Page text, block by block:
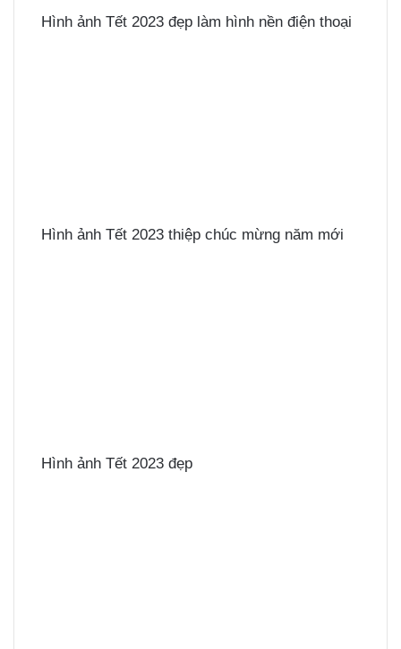
Hình ảnh Tết 2023 đẹp làm hình nền điện thoại
Hình ảnh Tết 2023 thiệp chúc mừng năm mới
Hình ảnh Tết 2023 đẹp